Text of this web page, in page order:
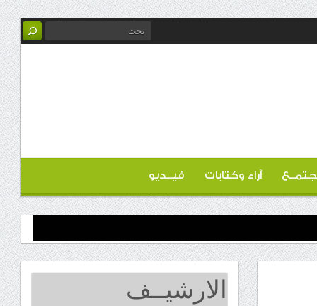
آراء وكتابات فيــديو
الارشيــف